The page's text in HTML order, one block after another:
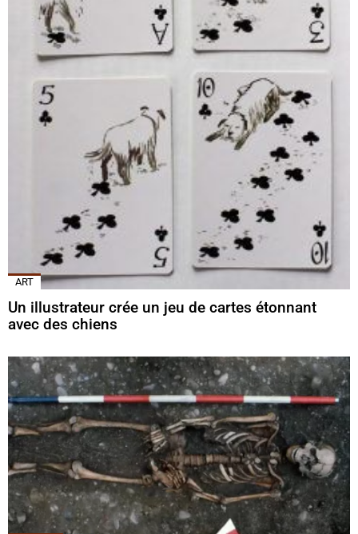
ART
Un illustrateur crée un jeu de cartes étonnant
avec des chiens